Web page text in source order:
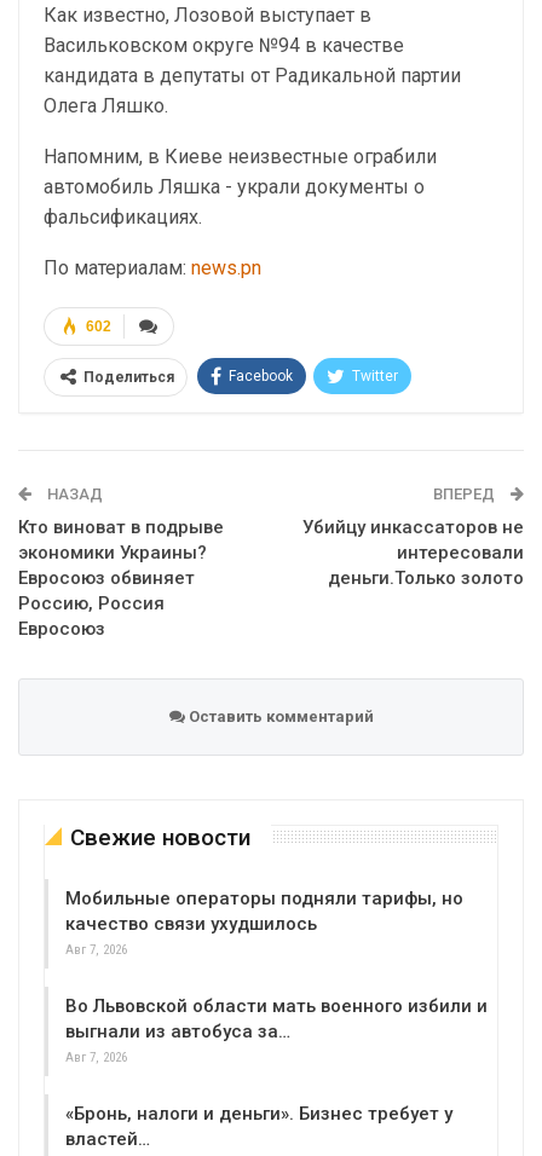
Как известно, Лозовой выступает в
Васильковском округе №94 в качестве
кандидата в депутаты от Радикальной партии
Олега Ляшко.
Напомним, в Киеве неизвестные ограбили
автомобиль Ляшка - украли документы о
фальсификациях.
По материалам: news.pn
602
Поделиться Facebook Twitter
НАЗАД
Кто виноват в подрыве
экономики Украины?
Евросоюз обвиняет
Россию, Россия
Евросоюз
ВПЕРЕД
Убийцу инкассаторов не
интересовали
деньги.Только золото
Оставить комментарий
Свежие новости
Мобильные операторы подняли тарифы, но
качество связи ухудшилось
Авг 7, 2026
Во Львовской области мать военного избили и
выгнали из автобуса за…
Авг 7, 2026
«Бронь, налоги и деньги». Бизнес требует у
властей…